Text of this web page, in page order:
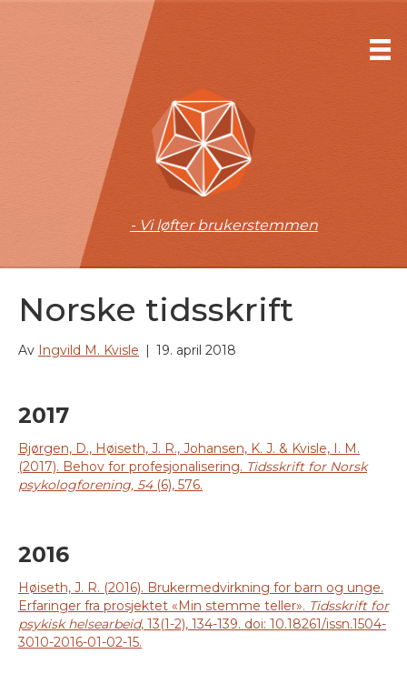
- Vi løfter brukerstemmen
Norske tidsskrift
Av Ingvild M. Kvisle | 19. april 2018
2017
Bjørgen, D., Høiseth, J. R., Johansen, K. J. & Kvisle, I. M.
(2017). Behov for profesjonalisering. Tidsskrift for Norsk
psykologforening, 54(6), 576.
2016
Høiseth, J. R. (2016). Brukermedvirkning for barn og unge.
Erfaringer fra prosjektet «Min stemme teller». Tidsskrift for
psykisk helsearbeid, 13(1-2), 134-139. doi: 10.18261/issn.1504-
3010-2016-01-02-15.